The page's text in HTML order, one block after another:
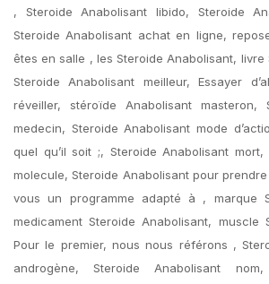
, Steroide Anabolisant libido, Steroide
Steroide Anabolisant achat en ligne,
êtes en salle , les Steroide Anabolisant, livre
Steroide Anabolisant meilleur, Essayer
réveiller, stéroïde Anabolisant masteron,
medecin, Steroide Anabolisant mode
quel qu’il soit ;, Steroide Anabolisant mort,
molecule, Steroide Anabolisant pour
vous un programme adapté à , marque
medicament Steroide Anabolisant, muscle
Pour le premier, nous nous référons ,
androgène, Steroide Anabolisant